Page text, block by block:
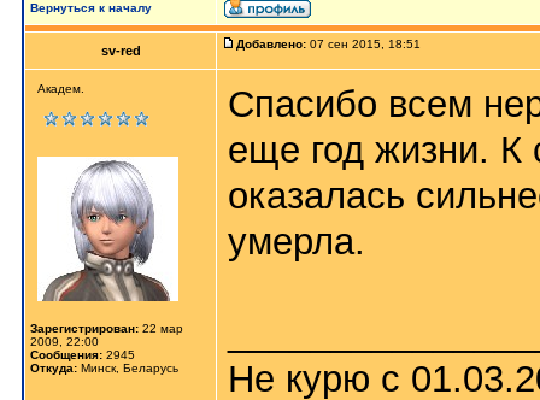
Вернуться к началу
sv-red Добавлено: 07 сен 2015, 18:51
Академ.
Зарегистрирован: 22 мар
2009, 22:00
Сообщения: 2945
Откуда: Минск, Беларусь
Спасибо всем
еще год жизни. К
оказалась
умерла.
Не курю с